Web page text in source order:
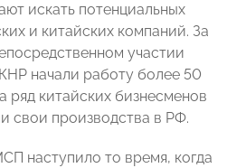
искать потенциальных
и китайских компаний. За
участии
начали работу более 50
ряд китайских бизнесменов
свои производства в РФ.
наступило то время, когда